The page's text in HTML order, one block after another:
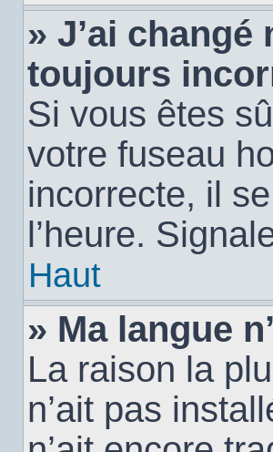
» J’ai
toujours
Si vous êtes
votre fuseau
incorrecte, il
l’heure.
Haut
» Ma langue
La raison la
n’ait pas